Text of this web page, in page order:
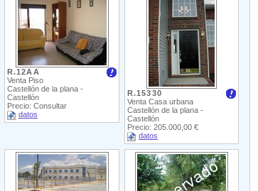
R.12AA
Venta Piso
Castellón de la plana -
Castellón
Precio: Consultar
datos
R.15330
Venta Casa urbana
Castellón de la plana -
Castellón
Precio: 205.000,00 €
datos